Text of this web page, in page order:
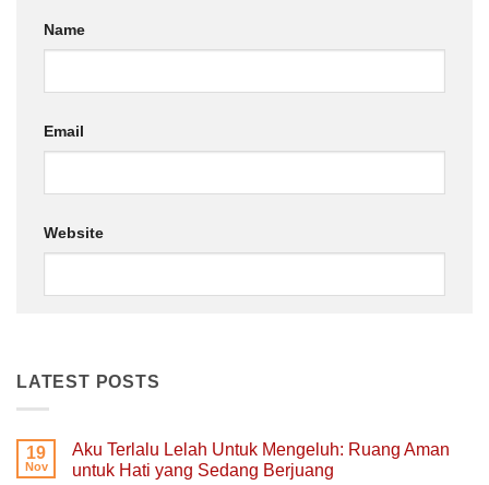
Name
Email
Website
LATEST POSTS
19
Nov
Aku Terlalu Lelah Untuk Mengeluh: Ruang Aman
untuk Hati yang Sedang Berjuang